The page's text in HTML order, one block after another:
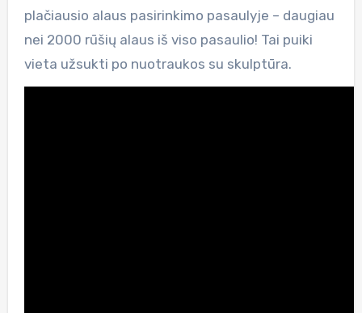
plačiausio alaus pasirinkimo pasaulyje – daugiau
nei 2000 rūšių alaus iš viso pasaulio! Tai puiki
vieta užsukti po nuotraukos su skulptūra.